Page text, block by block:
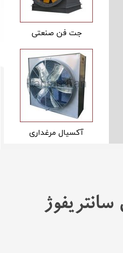
جت فن صنعتی
آکسیال مرغداری